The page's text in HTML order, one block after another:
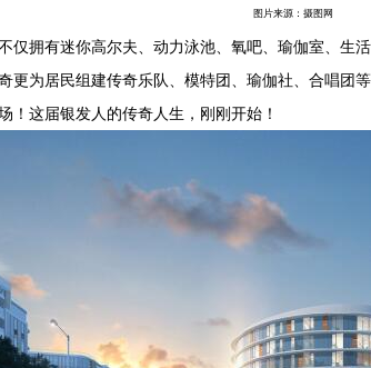
图片来源：摄图网
拥有迷你高尔夫、动力泳池、氧吧、瑜伽室、生
更为居民组建传奇乐队、模特团、瑜伽社、合唱团
！这届银发人的传奇人生，刚刚开始！